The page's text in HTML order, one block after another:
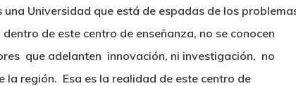
Universidad que está de espadas de los
de este centro de enseñanza, no se conocen
que adelanten innovación, ni investigación, no
región. Esa es la realidad de este centro de